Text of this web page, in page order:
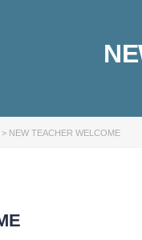
> NEW TEACHER WELCOME